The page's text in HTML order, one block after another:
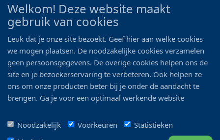
CONTACT
Ootmarsumseweg 125a
0546 - 622 990
06 - 11 19 81 42
info@bo-vis.nl
Welkom! Deze website maakt
gebruik van cookies
Leuk dat je onze site bezoekt. Geef hier aan welke cookies
we mogen plaatsen. De noodzakelijke cookies verzamelen
geen persoonsgegevens. De overige cookies helpen ons de
site en je bezoekerservaring te verbeteren. Ook helpen ze
ons om onze producten beter bij je onder de aandacht te
brengen. Ga je voor een optimaal werkende website
Noodzakelijk
Voorkeuren
Statistieken